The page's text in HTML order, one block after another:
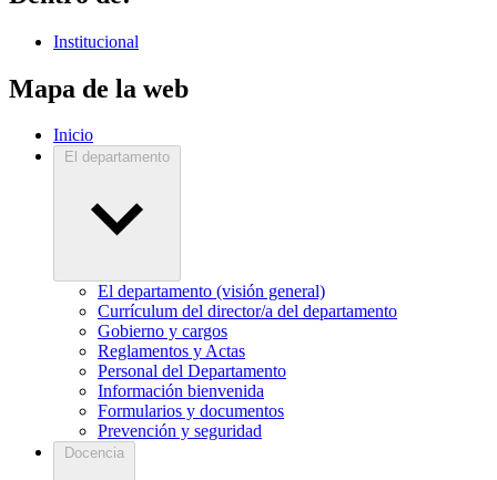
Institucional
Mapa de la web
Inicio
El departamento
El departamento (visión general)
Currículum del director/a del departamento
Gobierno y cargos
Reglamentos y Actas
Personal del Departamento
Información bienvenida
Formularios y documentos
Prevención y seguridad
Docencia